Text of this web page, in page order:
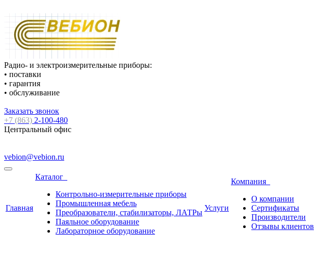
Радио- и электроизмерительные приборы:
• поставки
• гарантия
• обслуживание
Заказать звонок
+7 (863) 2-100-480
Центральный офис
vebion@vebion.ru
Главная
Каталог
Контрольно-измерительные приборы
Промышленная мебель
Преобразователи, стабилизаторы, ЛАТРы
Паяльное оборудование
Лабораторное оборудование
Услуги
Компания
О компании
Сертификаты
Производители
Отзывы клиентов